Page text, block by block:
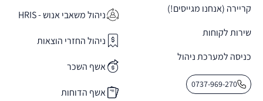
קריירה (אנחנו מגייסים!)
שירות לקוחות
כניסה למערכת ניהול
0737-969-270
ניהול משאבי אנוש - HRIS
ניהול החזרי הוצאות
אשף השכר
אשף הדוחות